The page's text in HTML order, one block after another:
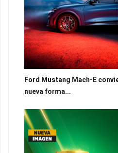
Ford Mustang Mach-E
nueva forma...